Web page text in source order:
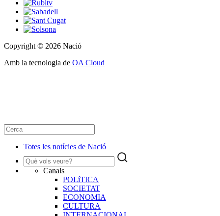
Copyright © 2026 Nació
Amb la tecnologia de OA Cloud
Totes les notícies de Nació
Canals
POLíTICA
SOCIETAT
ECONOMIA
CULTURA